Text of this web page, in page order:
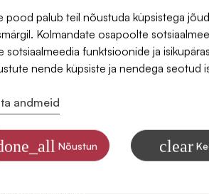
Olen nõus saama SIDONASE
uudiseid e-posti
pood palub teil nõustuda küpsistega
Kolmandate osapoolte
sotsiaalmeedia funktsioonide ja
nende küpsiste ja nendega seotud
andmeid
Nõustun clear